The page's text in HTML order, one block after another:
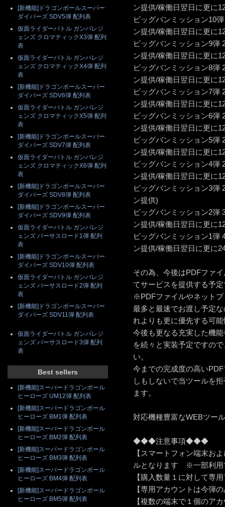
ン提供/稼働日翌日に更に
ビッグバンミッション10
ン提供/稼働日翌日に更に
ビッグバンミッション9弾
ン提供/稼働日翌日に更に
ビッグバンミッション8弾
ン提供/稼働日翌日に更に
ビッグバンミッション7弾
ン提供/稼働日翌日に更に
ビッグバンミッション6弾
ン提供/稼働日翌日に更に
ビッグバンミッション5弾
ン提供/稼働日翌日に更に
ビッグバンミッション4弾
ン提供/稼働日翌日に更に
ビッグバンミッション3弾
ン提供)
ビッグバンミッション2弾
ン提供/稼働日翌日に更に
ビッグバンミッション1弾
ン提供/稼働日翌日に更に
その為、今後はPDFファ
てサービスを提供する予
※PDFファイルやネット
最多と最速でお渡し予定
れよりも更に優先する可
今後も更なる充実した機
を続々と実装予定ですの
い。
今までの完成度の高い
しもしないで当ツールを
ます。
対応機種豊富なWEBツー
◆◆◆注意事項◆◆◆
【スマートフォン端末お
ルとなります ※一部利用
【購入数量１に対して専
【専用アカウントは今弾
【複数の端末で１個のア
[新機能]ドラゴンボールスーパー
ダイバーズ SDV5弾 配列表
仮面ライダーバトル ガンバレジ
ェンズ クロマティックX3弾 配列
表
仮面ライダーバトル ガンバレジ
ェンズ クロマティックX4弾 配列
表
[新機能]ドラゴンボールスーパー
ダイバーズ SDV6弾 配列表
仮面ライダーバトル ガンバレジ
ェンズ クロマティックX5弾 配列
表
[新機能]ドラゴンボールスーパー
ダイバーズ SDV7弾 配列表
仮面ライダーバトル ガンバレジ
ェンズ クロマティックX6弾 配列
表
[新機能]ドラゴンボールスーパー
ダイバーズ SDV8弾 配列表
[新機能]ドラゴンボールスーパー
ダイバーズ SDV9弾 配列表
仮面ライダーバトル ガンバレジ
ェンズ バーサスロード1弾 配列
表
[新機能]ドラゴンボールスーパー
ダイバーズ SDV10弾 配列表
仮面ライダーバトル ガンバレジ
ェンズ バーサスロード2弾 配列
表
[新機能]ドラゴンボールスーパー
ダイバーズ SDV11弾 配列表
仮面ライダーバトル ガンバレジ
ェンズ バーサスロード3弾 配列
表
Best sellers
[新機能]スーパードラゴンボール
ヒーローズ UM12弾 配列表
[新機能]スーパードラゴンボール
ヒーローズ BM1弾 配列表
[新機能]スーパードラゴンボール
ヒーローズ BM2弾 配列表
[新機能]スーパードラゴンボール
ヒーローズ BM3弾 配列表
[新機能]スーパードラゴンボール
ヒーローズ BM4弾 配列表
[新機能]スーパードラゴンボール
ヒーローズ BM5弾 配列表